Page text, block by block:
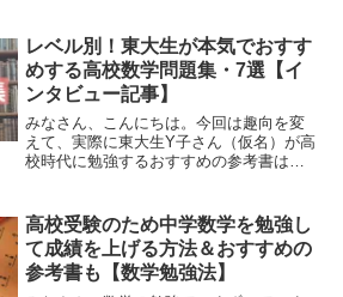
していた浪人生や国立・私立問わず文系
だが数学を必要とする現役...
レベル別！東大生が本気でおすす
めする高校数学問題集・7選【イ
ンタビュー記事】
みなさん、こんにちは。今回は趣向を変
えて、実際に東大生Y子さん（仮名）が高
校時代に勉強するおすすめの参考書は
ことでした。とはいえ、本屋に行くと大
量の問題集が置いてあり...
高校受験のため中学数学を勉強し
て成績を上げる方法＆おすすめの
参考書も【数学勉強法】